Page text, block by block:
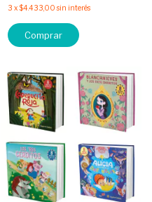
3 x$4.433,00 sin interés